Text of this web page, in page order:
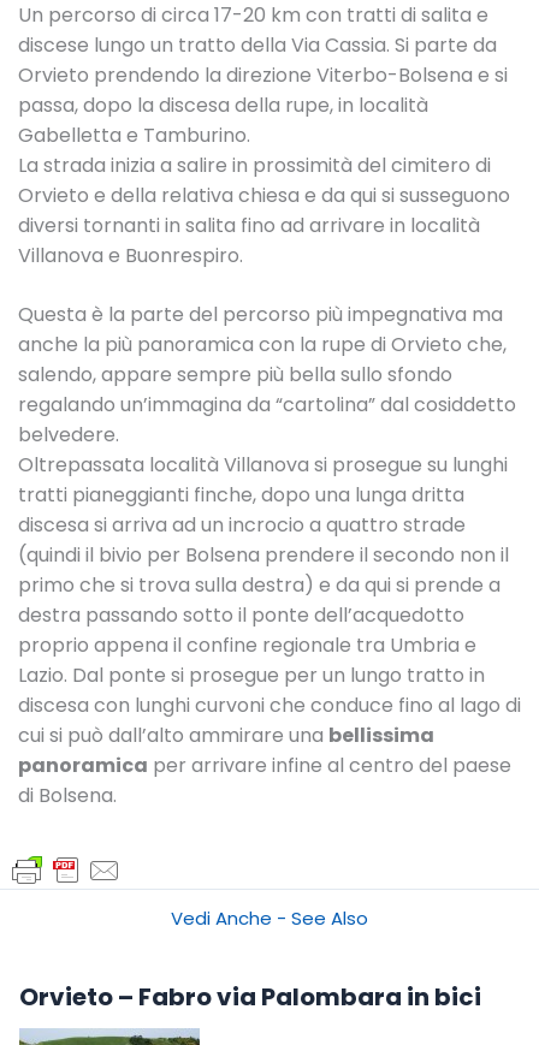
Un percorso di circa 17-20 km con tratti di salita e
discese lungo un tratto della Via Cassia. Si parte da
Orvieto prendendo la direzione Viterbo-Bolsena e si
passa, dopo la discesa della rupe, in località
Gabelletta e Tamburino.
La strada inizia a salire in prossimità del cimitero di
Orvieto e della relativa chiesa e da qui si susseguono
diversi tornanti in salita fino ad arrivare in località
Villanova e Buonrespiro.
Questa è la parte del percorso più impegnativa ma
anche la più panoramica con la rupe di Orvieto che,
salendo, appare sempre più bella sullo sfondo
regalando un’immagina da “cartolina” dal cosiddetto
belvedere.
Oltrepassata località Villanova si prosegue su lunghi
tratti pianeggianti finche, dopo una lunga dritta
discesa si arriva ad un incrocio a quattro strade
(quindi il bivio per Bolsena prendere il secondo non il
primo che si trova sulla destra) e da qui si prende a
destra passando sotto il ponte dell’acquedotto
proprio appena il confine regionale tra Umbria e
Lazio. Dal ponte si prosegue per un lungo tratto in
discesa con lunghi curvoni che conduce fino al lago di
cui si può dall’alto ammirare una bellissima
panoramica per arrivare infine al centro del paese
di Bolsena.
Vedi Anche - See Also
Orvieto – Fabro via Palombara in bici